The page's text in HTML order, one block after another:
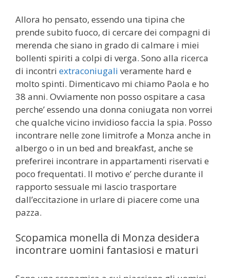
Allora ho pensato, essendo una tipina che
prende subito fuoco, di cercare dei compagni di
merenda che siano in grado di calmare i miei
bollenti spiriti a colpi di verga. Sono alla ricerca
di incontri extraconiugali veramente hard e
molto spinti. Dimenticavo mi chiamo Paola e ho
38 anni. Ovviamente non posso ospitare a casa
perche’ essendo una donna coniugata non vorrei
che qualche vicino invidioso faccia la spia. Posso
incontrare nelle zone limitrofe a Monza anche in
albergo o in un bed and breakfast, anche se
preferirei incontrare in appartamenti riservati e
poco frequentati. Il motivo e’ perche durante il
rapporto sessuale mi lascio trasportare
dall’eccitazione in urlare di piacere come una
pazza.
Scopamica monella di Monza desidera
incontrare uomini fantasiosi e maturi